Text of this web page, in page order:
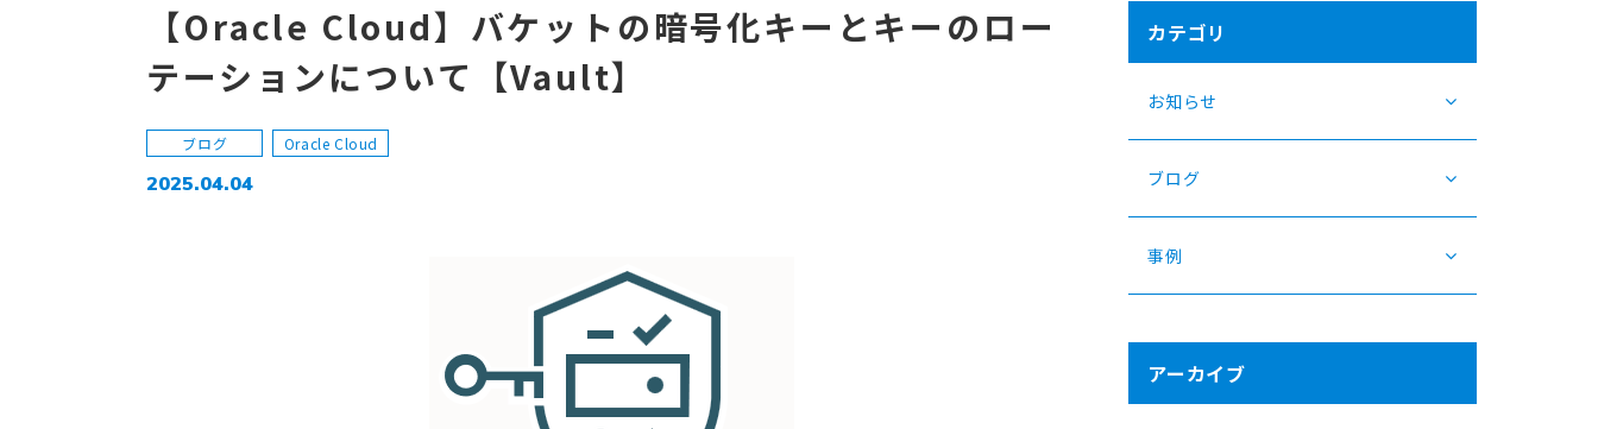
【Oracle Cloud】バケットの暗号化キーとキーのロー
テーションについて【Vault】
ブログ Oracle Cloud
2025.04.04
カテゴリ
お知らせ
ブログ
事例
アーカイブ